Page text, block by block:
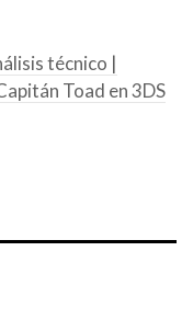
técnico |
Toad en 3DS